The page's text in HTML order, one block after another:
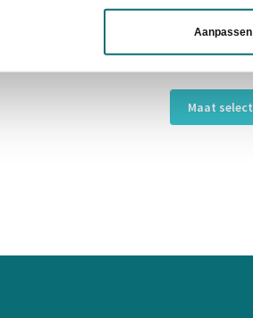
Aanpassen
BR Peesbeschermers
was:
Maat